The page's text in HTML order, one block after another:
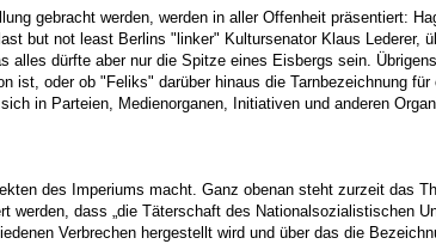
gebracht werden, werden in aller Offenheit präsentiert:
but not least Berlins "linker" Kultursenator Klaus
dürfte aber nur die Spitze eines Eisbergs sein.
ist, oder ob "Feliks" darüber hinaus die Tarnbezeichnung
in Parteien, Medienorganen, Initiativen und anderen
des Imperiums macht. Ganz obenan steht zurzeit das
dass „die Täterschaft des Nationalsozialistischen
Verbrechen hergestellt wird und über das die